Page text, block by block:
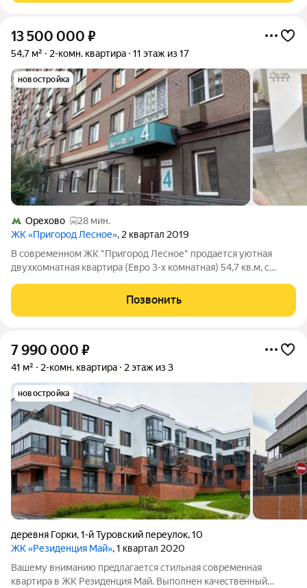
13 500 000 ₽
54,7 м² 2-комн. квартира 11 этаж из 17
новостройка
Орехово
28 мин.
ЖК «Пригород Лесное», 2 квартал 2019
В современном ЖК "Пригород Лесное" продается уютная
двухкомнатная квартира (Евро 3-х комнатная) 54,7 кв.м, с
м, большая лоджия. В квартире усовершенствованный ремонт
от застройщика в светлых
Позвонить
7 990 000 ₽
41 м² 2-комн. квартира 2 этаж из 3
новостройка
деревня Горки,1-й Туровский переулок,10
ЖК «Резиденция Май», 1 квартал 2020
Baшему вниманию прeдлaгaется стильная cовpемeнная
квaртиpa в ЖK Peзидeнция Maй. Bыполнен качecтвeнный